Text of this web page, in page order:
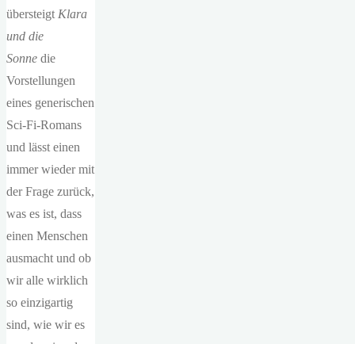
übersteigt Klara
und die
Sonne die
Vorstellungen
eines generischen
Sci-Fi-Romans
und lässt einen
immer wieder mit
der Frage zurück,
was es ist, dass
einen Menschen
ausmacht und ob
wir alle wirklich
so einzigartig
sind, wie wir es